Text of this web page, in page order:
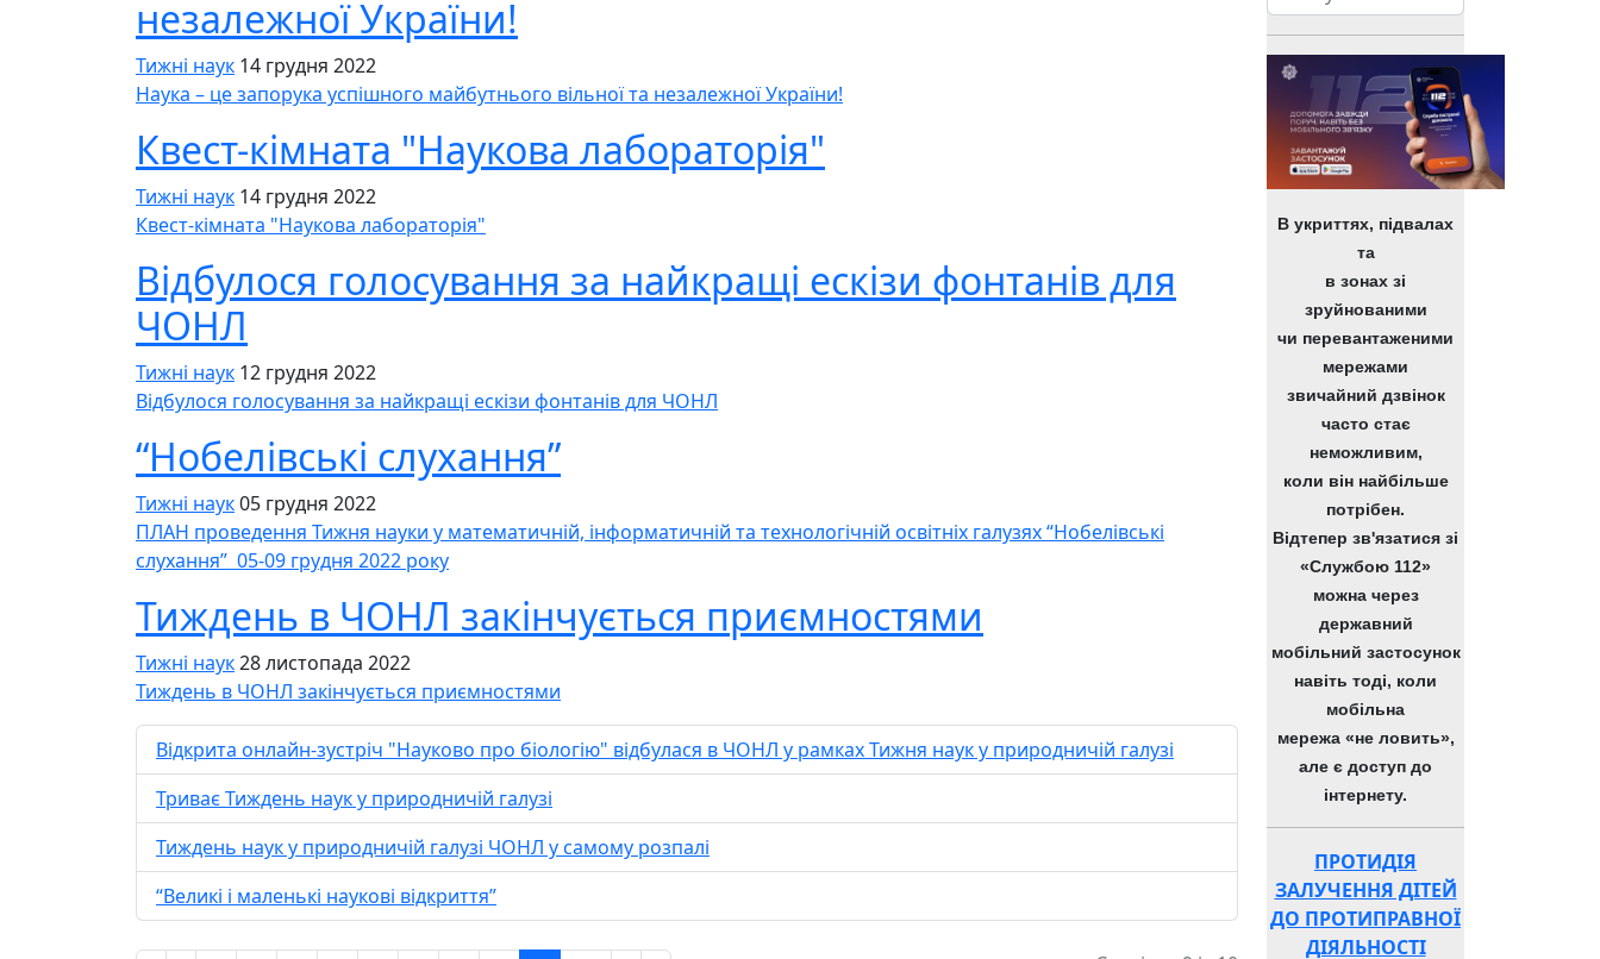
незалежної України!
Тижні наук 14 грудня 2022
Наука – це запорука успішного майбутнього вільної та незалежної України!
Квест-кімната "Наукова лабораторія"
Тижні наук 14 грудня 2022
Квест-кімната "Наукова лабораторія"
Відбулося голосування за найкращі ескізи фонтанів для
ЧОНЛ
Тижні наук 12 грудня 2022
Відбулося голосування за найкращі ескізи фонтанів для ЧОНЛ
“Нобелівські слухання”
Тижні наук05 грудня 2022
ПЛАН проведення Тижня науки у математичній, інформатичній та технологічній освітніх галузях “Нобелівські
слухання” 05-09 грудня 2022 року
Тиждень в ЧОНЛ закінчується приємностями
Тижні наук28 листопада 2022
Тиждень в ЧОНЛ закінчується приємностями
Відкрита онлайн-зустріч "Науково про біологію" відбулася в ЧОНЛ у рамках Тижня наук у природничій галузі
Триває Тиждень наук у природничій галузі
Тиждень наук у природничій галузі ЧОНЛ у самому розпалі
“Великі і маленькі наукові відкриття”
В укриттях, підвалах
та
в зонах зі
зруйнованими
чи перевантаженими
мережами
звичайний дзвінок
часто стає
неможливим,
коли він найбільше
потрібен.
Відтепер зв'язатися зі
«Службою 112»
можна через
державний
мобільний застосунок
навіть тоді, коли
мобільна
мережа «не ловить»,
але є доступ до
інтернету.
ПРОТИДІЯ
ЗАЛУЧЕННЯ ДІТЕЙ
ДО ПРОТИПРАВНОЇ
ДІЯЛЬНОСТІ